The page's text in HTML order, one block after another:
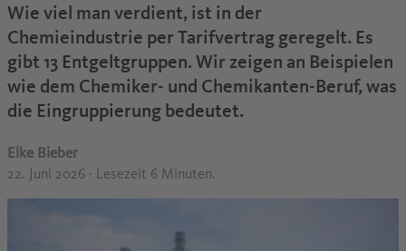
Wie viel man verdient, ist in der
Chemieindustrie per Tarifvertrag geregelt. Es
gibt 13 Entgeltgruppen. Wir zeigen an Beispielen
wie dem Chemiker- und Chemikanten-Beruf, was
die Eingruppierung bedeutet.
Elke Bieber
22. Juni 2026 · Lesezeit 6 Minuten.